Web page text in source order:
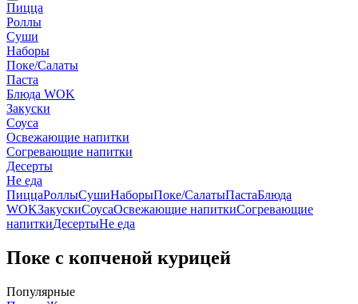
Пицца
Роллы
Суши
Наборы
Поке/Салаты
Паста
Блюда WOK
Закуски
Соуса
Освежающие напитки
Согревающие напитки
Десерты
Не еда
ПиццаРоллыСушиНаборыПоке/СалатыПастаБлюда
WOKЗакускиСоусаОсвежающие напиткиСогревающие
напиткиДесертыНе еда
Поке с копченой курицей
Популярные